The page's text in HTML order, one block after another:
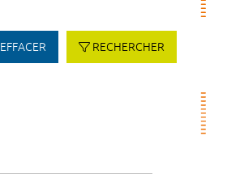
EFFACER RECHERCHER